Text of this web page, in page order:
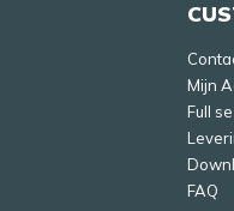
Mijn
Full
FAQ